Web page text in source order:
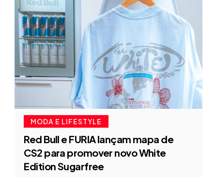
MODA E LIFESTYLE
Red Bull e FURIA lançam mapa de
CS2 para promover novo White
Edition Sugarfree